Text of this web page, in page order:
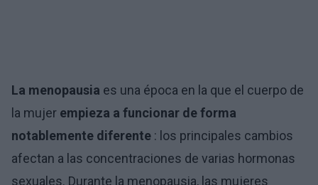
La menopausia es una época en la que el cuerpo de
la mujer empieza a funcionar de forma
notablemente diferente : los principales cambios
afectan a las concentraciones de varias hormonas
sexuales. Durante la menopausia, las mujeres